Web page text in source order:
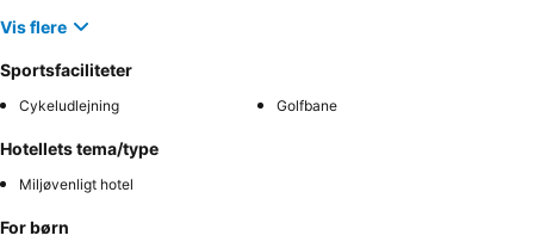
Vis flere
Sportsfaciliteter
Cykeludlejning Golfbane
Hotellets tema/type
Miljøvenligt hotel
For børn